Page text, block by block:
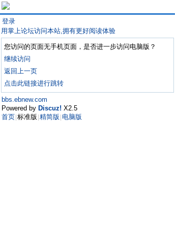
登录
用掌上论坛访问本站,拥有更好阅读体验
您访问的页面无手机页面，是否进一步访问电脑版？
继续访问
返回上一页
点击此链接进行跳转
bbs.ebnew.com
Powered by Discuz! X2.5
首页 标准版 精简版 电脑版